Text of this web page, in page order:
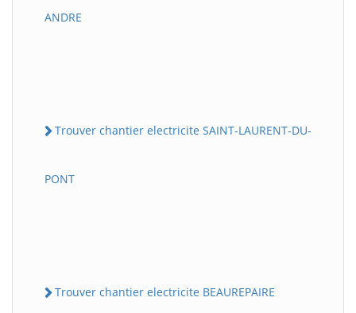
ANDRE
Trouver chantier electricite SAINT-LAURENT-DU-
PONT
Trouver chantier electricite BEAUREPAIRE